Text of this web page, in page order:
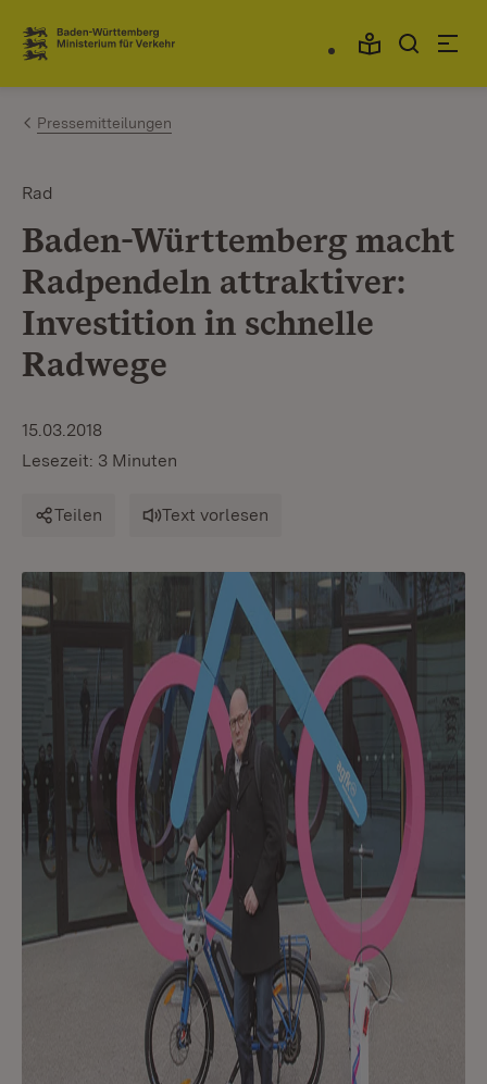
Zum Inhalt springen
Link zur Startseite
Pressemitteilungen
Rad
Baden-Württemberg macht
Radpendeln attraktiver:
Investition in schnelle
Radwege
15.03.2018
Lesezeit: 3 Minuten
Teilen Text vorlesen